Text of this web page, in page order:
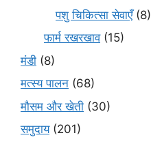
पशु चिकित्सा सेवाएँ(8)
फार्म रखरखाव(15)
मंडी (8)
मत्स्य पालन (68)
मौसम और खेती (30)
समुदाय(201)